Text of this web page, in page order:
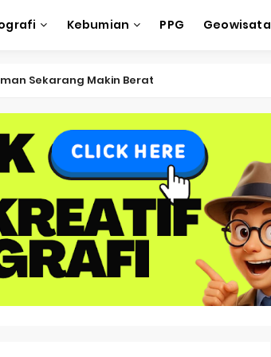
Kebumian PPG Geowisata
Geografi 2026 Part Geografi Ekonomi
Geografi 2026 Part Geografi Pertanian
Geografi 2026 Part Geografi Budaya
OSK Geografi 2026 Part Dinamika Kota
K Geografi 2025 No 51-55
K Geografi 2025 No 46-50
K Geografi 2025 No 41-45